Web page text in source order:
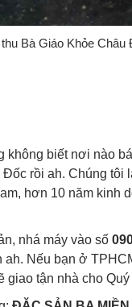
Bà Giáo Khỏe Châu
biết nơi nào
Đốc rồi ah. Chúng tôi
hơn 10 năm kinh
nhá máy vào số
Nếu bạn ở
tận nhà cho